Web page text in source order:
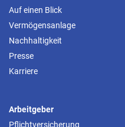
Auf einen Blick
Vermögensanlage
Nachhaltigkeit
Presse
Karriere
Arbeitgeber
Pflichtversicherung